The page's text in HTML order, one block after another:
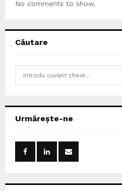
No comments to show.
Căutare
h
Urmărește-ne